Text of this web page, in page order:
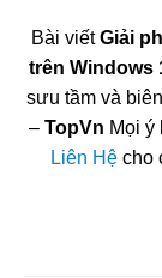
Bài viếtGiải
trên Windows
sưu tầm và
– TopVn Mọi ý
Liên Hệ cho